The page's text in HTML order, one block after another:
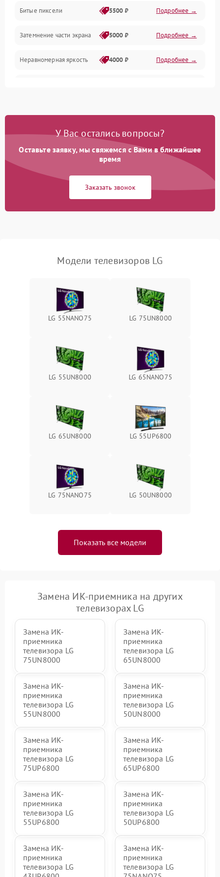
Механические повреждения
Программное обеспечение
Сеть и подключения
Аудио
Сетевая
Битые пиксели 5500 ₽ Подробнее →
Затемнение части экрана 5000 ₽ Подробнее →
Неравномерная яркость 4000 ₽ Подробнее →
У Вас остались вопросы?
Оставьте заявку, мы свяжемся с Вами в ближайшее
время
Заказать звонок
Модели телевизоров LG
LG 55NANO75 LG 75UN8000
LG 55UN8000 LG 65NANO75
LG 65UN8000 LG 55UP6800
LG 75NANO75 LG 50UN8000
Показать все модели
Замена ИК-приемника на других
телевизорах LG
Замена ИК-
приемника
телевизора LG
75UN8000
Замена ИК-
приемника
телевизора LG
65UN8000
Замена ИК-
приемника
телевизора LG
55UN8000
Замена ИК-
приемника
телевизора LG
50UN8000
Замена ИК-
приемника
телевизора LG
75UP6800
Замена ИК-
приемника
телевизора LG
65UP6800
Замена ИК-
приемника
телевизора LG
55UP6800
Замена ИК-
приемника
телевизора LG
50UP6800
Замена ИК-
приемника
телевизора LG
Замена ИК-
приемника
телевизора LG